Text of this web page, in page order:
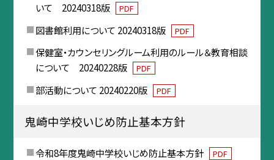
いて 20240318版 PDF
図書館利用について 20240318版 PDF
保健室・カウンセリングルーム利用のルール＆教育相談
について 20240228版
PDF
部活動について 20240220版 PDF
鬼崎中学校いじめ防止基本方針
令和8年度鬼崎中学校いじめ防止基本方針 PDF